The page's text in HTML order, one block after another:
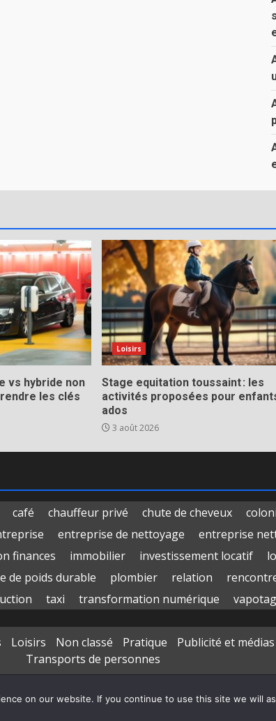
vs hybride non
les clés
Loisirs
Stage equitation toussaint : les
activités proposées pour
ados
3 août 2026
café chauffeur privé chute de cheveux
entreprise de nettoyage entreprise
finances immobilier investissement locatif
de poids durable plombier relation
taxi transformation numérique
Loisirs Non classé Pratique Publicité et médias
Transports de personnes
on our website. If you continue to use this site we will